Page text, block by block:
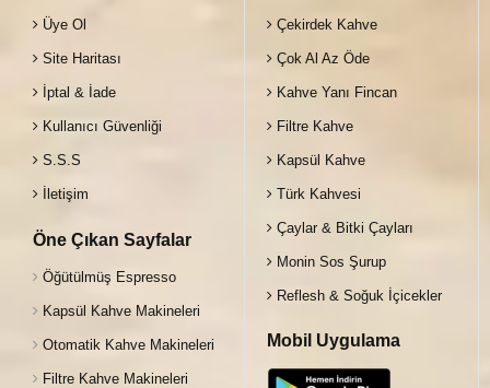
Üye Ol
Site Haritası
İptal & İade
Kullanıcı Güvenliği
S.S.S
İletişim
Öne Çıkan Sayfalar
Öğütülmüş Espresso
Kapsül Kahve Makineleri
Otomatik Kahve Makineleri
Filtre Kahve Makineleri
Çekirdek Kahve
Çok Al Az Öde
Kahve Yanı Fincan
Filtre Kahve
Kapsül Kahve
Türk Kahvesi
Çaylar & Bitki Çayları
Monin Sos Şurup
Reflesh & Soğuk İçicekler
Mobil Uygulama